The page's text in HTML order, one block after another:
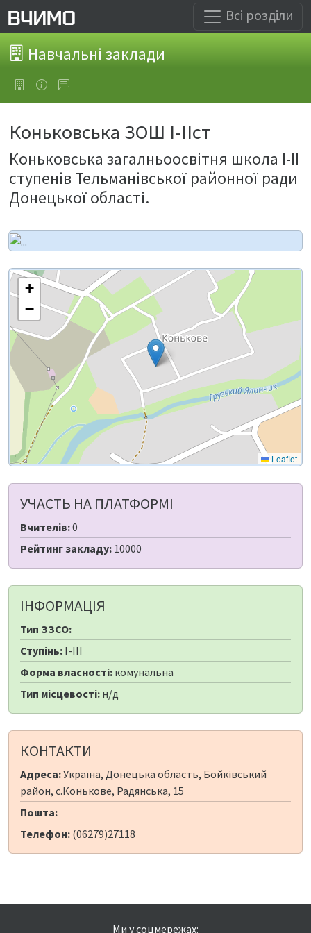
Всі розділи
Навчальні заклади
Коньковська ЗОШ І-ІІст
Коньковська загалньоосвітня школа І-ІІ
ступенів Тельманівської районної ради
Донецької області.
+
−
Leaflet
УЧАСТЬ НА ПЛАТФОРМІ
Вчителів:0
Рейтинг закладу: 10000
ІНФОРМАЦІЯ
Тип ЗЗСО:
Ступінь: I-III
Форма власності: комунальна
Тип місцевості: н/д
КОНТАКТИ
Адреса:Україна, Донецька область, Бойківський
район, с.Конькове, Радянська, 15
Пошта:
Телефон: (06279)27118
Ми у соцмережах: